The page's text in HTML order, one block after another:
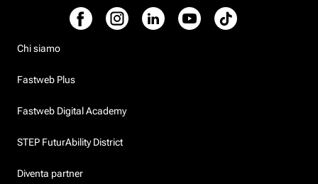
Chi siamo
Fastweb Plus
Fastweb Digital Academy
STEP FuturAbility District
Diventa partner